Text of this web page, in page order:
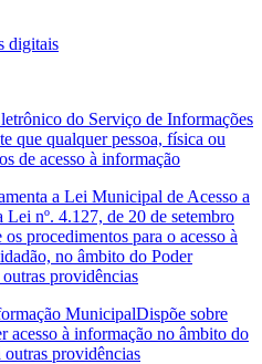
digitais
do Serviço de Informações
que qualquer pessoa, física ou
de acesso à informação
a Lei Municipal de Acesso a
Lei nº. 4.127, de 20 de setembro
procedimentos para o acesso à
no âmbito do Poder
providências
MunicipalDispõe sobre
acesso à informação no âmbito do
providências